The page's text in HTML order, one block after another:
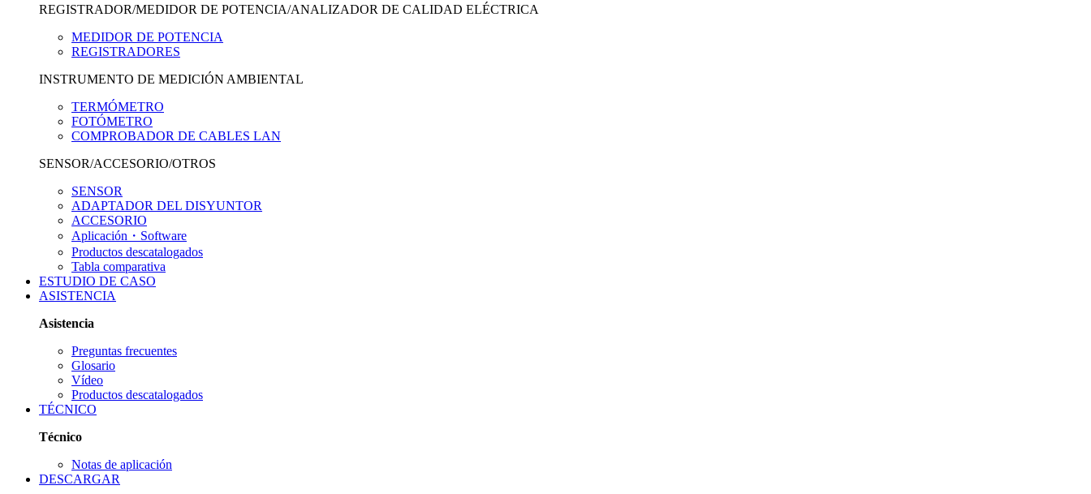
REGISTRADOR/MEDIDOR DE POTENCIA/ANALIZADOR DE CALIDAD ELÉCTRICA
MEDIDOR DE POTENCIA
REGISTRADORES
INSTRUMENTO DE MEDICIÓN AMBIENTAL
TERMÓMETRO
FOTÓMETRO
COMPROBADOR DE CABLES LAN
SENSOR/ACCESORIO/OTROS
SENSOR
ADAPTADOR DEL DISYUNTOR
ACCESORIO
Aplicación・Software
Productos descatalogados
Tabla comparativa
ESTUDIO DE CASO
ASISTENCIA
Asistencia
Preguntas frecuentes
Glosario
Vídeo
Productos descatalogados
TÉCNICO
Técnico
Notas de aplicación
DESCARGAR